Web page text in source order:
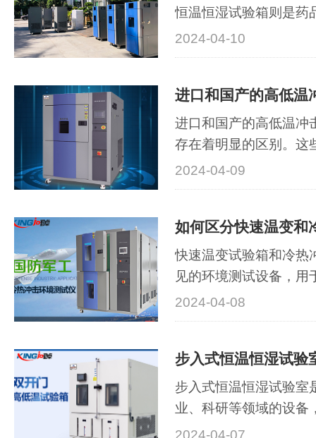
恒温恒湿试验箱则是药
设备之一。为了确保药
性和可靠性，恒温恒湿
箱的相关标准进行详细
生产企业提供···
2024-04-10
进口和国产的高低温冲
存在着明显的区别。这
术水平、产品质量、售
面。下面，我们将详细
验箱通常拥有更成熟的
采用了新的科研···
2024-04-09
如何区分快速温变和
快速温变试验箱和冷热
见的环境测试设备，用
度条件下的性能表现。
上有所相似，但在测试
本文将详细介绍如何区
一、测试原理：···
2024-04-08
步入式恒温恒湿试验室
业、科研等领域的设备
下的温度和湿度条件，
2024-04-07